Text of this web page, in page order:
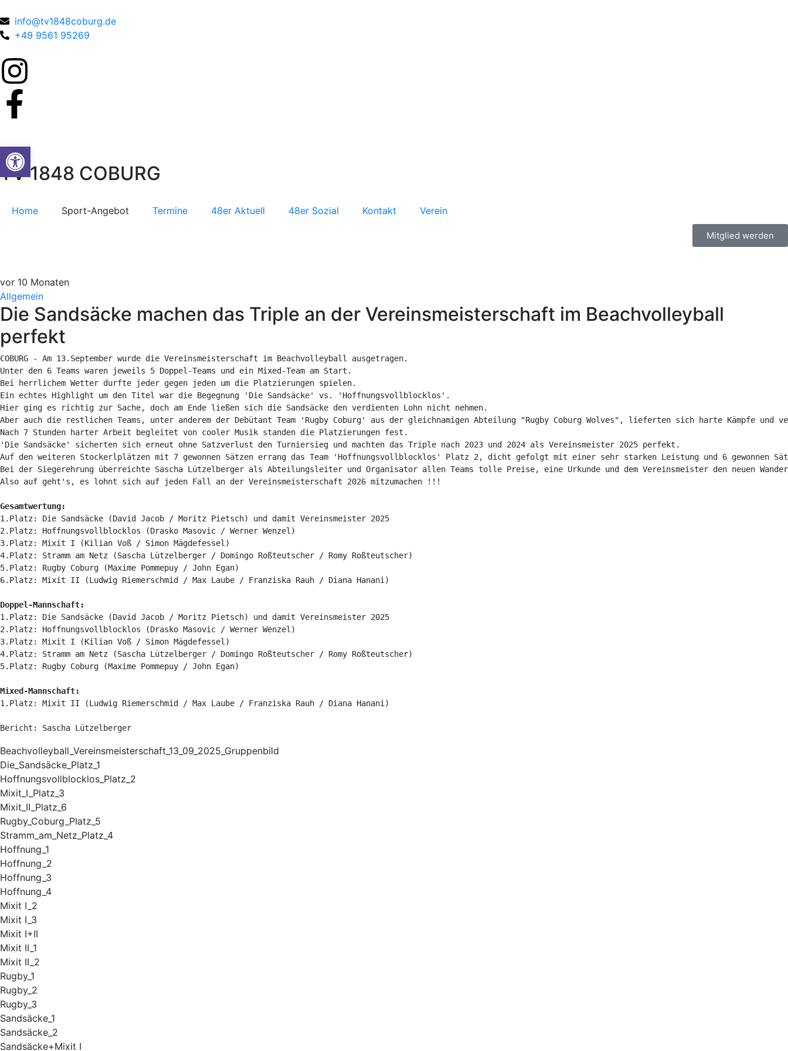
info@tv1848coburg.de
+49 9561 95269
TV 1848 COBURG
Home Sport-Angebot Termine 48er Aktuell 48er Sozial Kontakt Verein
Mitglied werden
vor 10 Monaten
Allgemein
Die Sandsäcke machen das Triple an der Vereinsmeisterschaft im Beachvolleyball
perfekt
COBURG - Am 13.September wurde die Vereinsmeisterschaft im Beachvolleyball ausgetragen.
Unter den 6 Teams waren jeweils 5 Doppel-Teams und ein Mixed-Team am Start.
Bei herrlichem Wetter durfte jeder gegen jeden um die Platzierungen spielen.
Ein echtes Highlight um den Titel war die Begegnung 'Die Sandsäcke' vs. 'Hoffnungsvollblocklos'.
Hier ging es richtig zur Sache, doch am Ende ließen sich die Sandsäcke den verdienten Lohn nicht nehmen.
Aber auch die restlichen Teams, unter anderem der Debütant Team 'Rugby Coburg' aus der gleichnamigen Abteilung "Rugby Coburg Wolves", lieferten sich harte Kämpfe
Nach 7 Stunden harter Arbeit begleitet von cooler Musik standen die Platzierungen fest.
'Die Sandsäcke' sicherten sich erneut ohne Satzverlust den Turniersieg und machten das Triple nach 2023 und 2024 als Vereinsmeister 2025 perfekt.
Auf den weiteren Stockerlplätzen mit 7 gewonnen Sätzen errang das Team 'Hoffnungsvollblocklos' Platz 2, dicht gefolgt mit einer sehr starken Leistung und 6 gewonnen
Bei der Siegerehrung überreichte Sascha Lützelberger als Abteilungsleiter und Organisator allen Teams tolle Preise, eine Urkunde und dem Vereinsmeister den neuen
Also auf geht's, es lohnt sich auf jeden Fall an der Vereinsmeisterschaft 2026 mitzumachen !!!
Gesamtwertung:
1.Platz: Die Sandsäcke (David Jacob / Moritz Pietsch) und damit Vereinsmeister 2025
2.Platz: Hoffnungsvollblocklos (Drasko Masovic / Werner Wenzel)
3.Platz: Mixit I (Kilian Voß / Simon Mägdefessel)
4.Platz: Stramm am Netz (Sascha Lützelberger / Domingo Roßteutscher / Romy Roßteutscher)
5.Platz: Rugby Coburg (Maxime Pommepuy / John Egan)
6.Platz: Mixit II (Ludwig Riemerschmid / Max Laube / Franziska Rauh / Diana Hanani)
Doppel-Mannschaft:
1.Platz: Die Sandsäcke (David Jacob / Moritz Pietsch) und damit Vereinsmeister 2025
2.Platz: Hoffnungsvollblocklos (Drasko Masovic / Werner Wenzel)
3.Platz: Mixit I (Kilian Voß / Simon Mägdefessel)
4.Platz: Stramm am Netz (Sascha Lützelberger / Domingo Roßteutscher / Romy Roßteutscher)
5.Platz: Rugby Coburg (Maxime Pommepuy / John Egan)
Mixed-Mannschaft:
1.Platz: Mixit II (Ludwig Riemerschmid / Max Laube / Franziska Rauh / Diana Hanani)
Bericht: Sascha Lützelberger
Beachvolleyball_Vereinsmeisterschaft_13_09_2025_Gruppenbild
Die_Sandsäcke_Platz_1
Hoffnungsvollblocklos_Platz_2
Mixit_I_Platz_3
Mixit_II_Platz_6
Rugby_Coburg_Platz_5
Stramm_am_Netz_Platz_4
Hoffnung_1
Hoffnung_2
Hoffnung_3
Hoffnung_4
Mixit I_2
Mixit I_3
Mixit I+II
Mixit II_1
Mixit II_2
Rugby_1
Rugby_2
Rugby_3
Sandsäcke_1
Sandsäcke_2
Sandsäcke+Mixit I
Werkzeugleiste öffnen